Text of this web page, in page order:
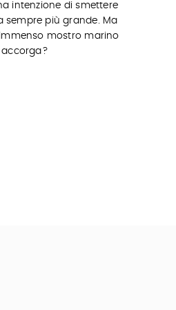
intenzione di smettere
sempre più grande. Ma
mostro marino
accorga?